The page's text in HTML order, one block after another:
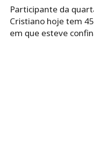
Participante da
Cristiano hoje tem
em que esteve